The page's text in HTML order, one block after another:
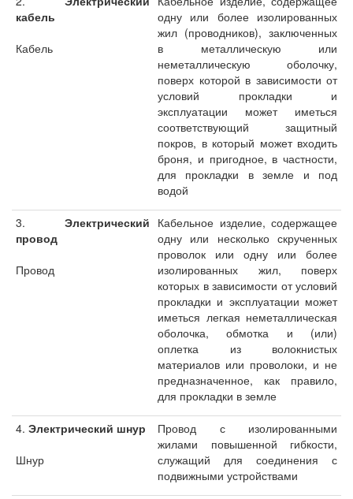
кабель
Кабель
одну или более изолированных
жил (проводников), заключенных
в металлическую или
неметаллическую оболочку,
поверх которой в зависимости от
условий прокладки и
эксплуатации может иметься
соответствующий защитный
покров, в который может входить
броня, и пригодное, в частности,
для прокладки в земле и под
водой
3. Электрический
провод
Провод
Кабельное изделие, содержащее
одну или несколько скрученных
проволок или одну или более
изолированных жил, поверх
которых в зависимости от условий
прокладки и эксплуатации может
иметься легкая неметаллическая
оболочка, обмотка и (или)
оплетка из волокнистых
материалов или проволоки, и не
предназначенное, как правило,
для прокладки в земле
4. Электрический шнур
Шнур
Провод с изолированными
жилами повышенной гибкости,
служащий для соединения с
подвижными устройствами